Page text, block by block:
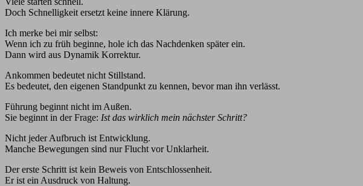
Doch Schnelligkeit ersetzt keine innere Klärung.
Ich merke bei mir selbst:
Wenn ich zu früh beginne, hole ich das Nachdenken später ein.
Dann wird aus Dynamik Korrektur.
Ankommen bedeutet nicht Stillstand.
Es bedeutet, den eigenen Standpunkt zu kennen, bevor man ihn verlässt.
Führung beginnt nicht im Außen.
Sie beginnt in der Frage: Ist das wirklich mein nächster Schritt?
Nicht jeder Aufbruch ist Entwicklung.
Manche Bewegungen sind nur Flucht vor Unklarheit.
Der erste Schritt ist kein Beweis von Entschlossenheit.
Er ist ein Ausdruck von Haltung.